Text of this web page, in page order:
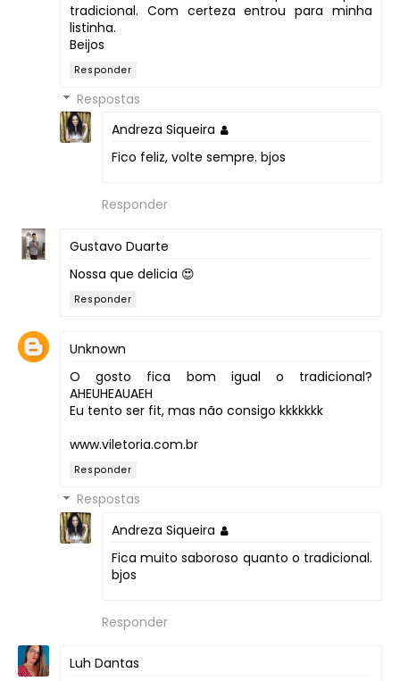
tradicional. Com certeza entrou para minha
listinha.
Beijos
Responder
Respostas
Andreza Siqueira
Fico feliz, volte sempre. bjos
Responder
Gustavo Duarte
Nossa que delicia 😍
Responder
Unknown
O gosto fica bom igual o tradicional?
AHEUHEAUAEH
Eu tento ser fit, mas não consigo kkkkkkk
www.viletoria.com.br
Responder
Respostas
Andreza Siqueira
Fica muito saboroso quanto o tradicional.
bjos
Responder
Luh Dantas